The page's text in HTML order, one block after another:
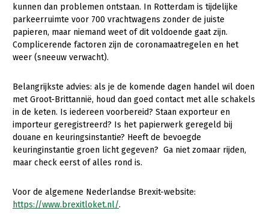
Kalverhouderij
Konijnenhouderij
Melkveehouderij
Pluimveehouderij
Schapenhouderij
Varkenshouderij
Vleesveehouderij
Biologische Landbouw
Bollenteelt
Bomen, vaste planten en zomerbloemen
Glastuinbouw
Paddenstoelen
Vollegrondsgroente
Multifunctioneel
Vrouw en Bedrijf
Onderwerpen
Nieuws
Webinars
Over LTO
LTO Nederland
Mensen
Medewerkers
Vacatures
kunnen dan problemen ontstaan. In Rotterdam is tijdelijke
parkeerruimte voor 700 vrachtwagens zonder de juiste
papieren, maar niemand weet of dit voldoende gaat zijn.
Complicerende factoren zijn de coronamaatregelen en het
weer (sneeuw verwacht).
Belangrijkste advies: als je de komende dagen handel wil doen
met Groot-Brittannië, houd dan goed contact met alle schakels
in de keten. Is iedereen voorbereid? Staan exporteur en
importeur geregistreerd? Is het papierwerk geregeld bij
douane en keuringsinstantie? Heeft de bevoegde
keuringinstantie groen licht gegeven? Ga niet zomaar rijden,
maar check eerst of alles rond is.
Voor de algemene Nederlandse Brexit-website:
https://www.brexitloket.nl/.